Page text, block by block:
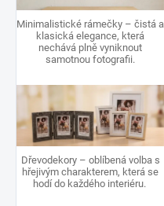
Minimalistické rámečky – čistá a
klasická elegance, která
nechává plně vyniknout
samotnou fotografii.
Dřevodekory – oblíbená volba s
hřejivým charakterem, která se
hodí do každého interiéru.